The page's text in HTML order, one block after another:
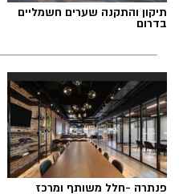
תגים:טד
תיקון והתקנה שערים חשמליים
בדרום
פנתרה -חלל משותף ומרכז